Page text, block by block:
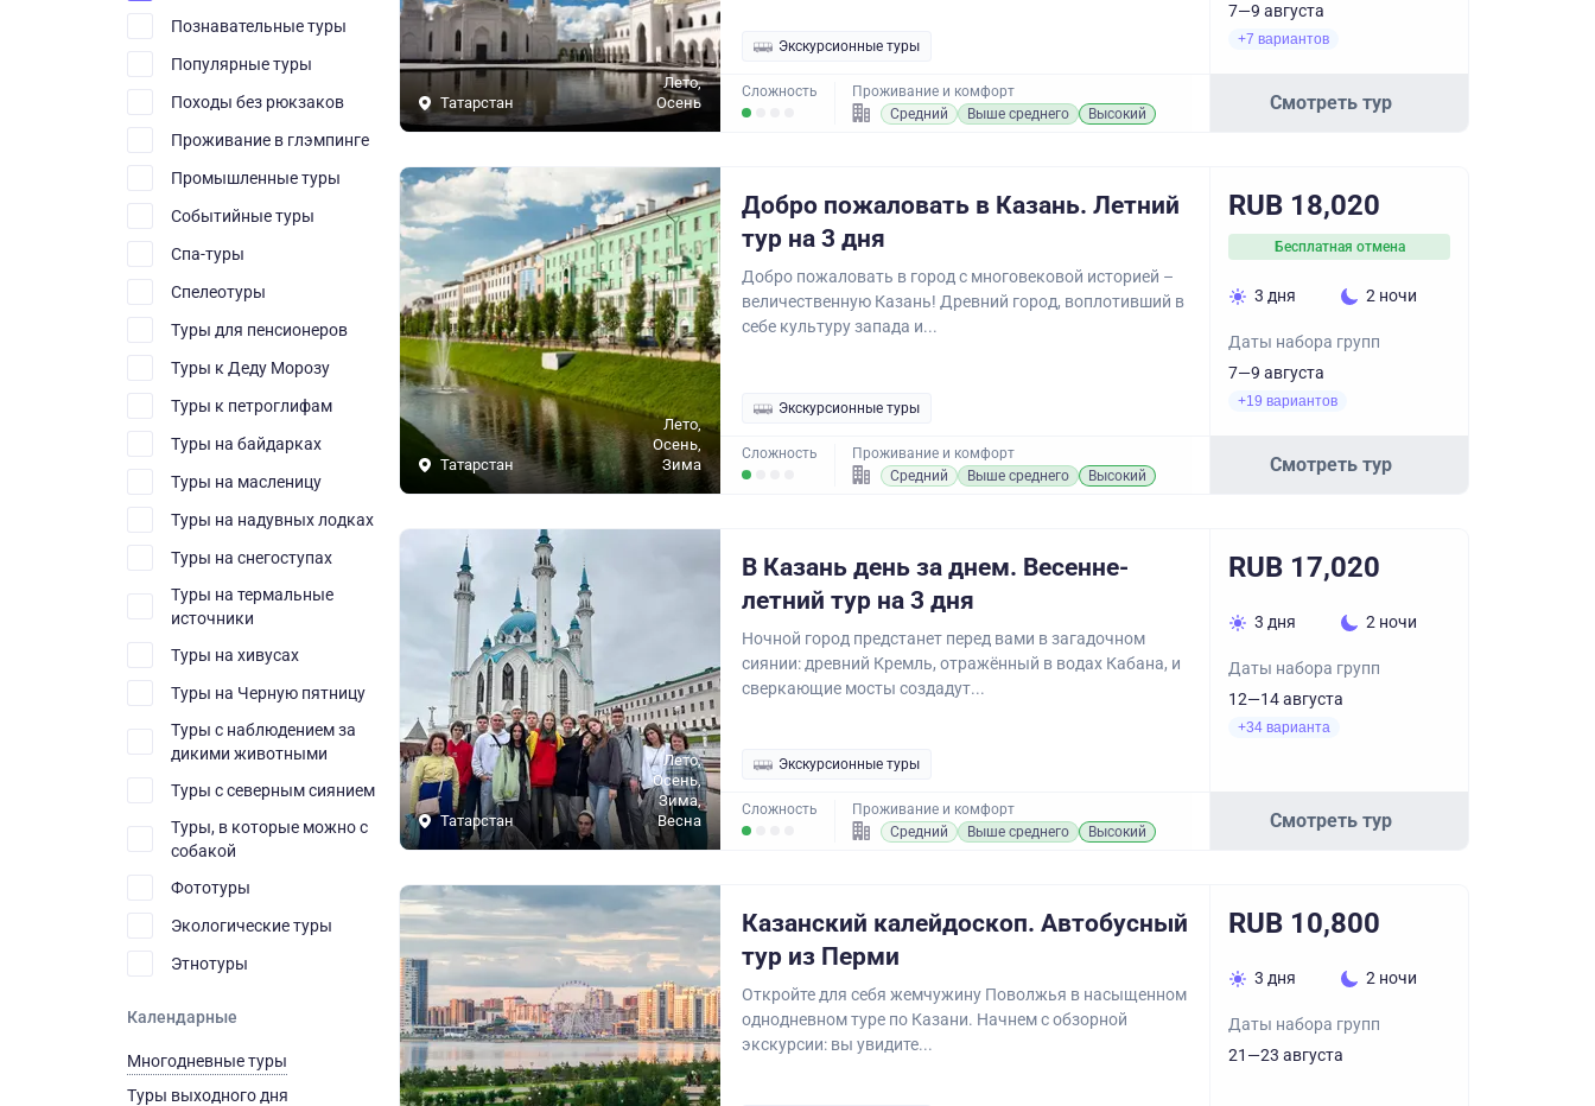
Познавательные туры
Популярные туры
Походы без рюкзаков
Проживание в глэмпинге
Промышленные туры
Событийные туры
Спа-туры
Спелеотуры
Туры для пенсионеров
Туры к Деду Морозу
Туры к петроглифам
Туры на байдарках
Туры на масленицу
Туры на надувных лодках
Туры на снегоступах
Туры на термальные
источники
Туры на хивусах
Туры на Черную пятницу
Туры с наблюдением за
дикими животными
Туры с северным сиянием
Туры, в которые можно с
собакой
Фототуры
Экологические туры
Этнотуры
Календарные
Многодневные туры
Туры выходного дня
Татарстан
Лето,
Осень
Экскурсионные туры
Сложность
Проживание и комфорт
Средний
Выше среднего Высокий
7—9 августа
+7 вариантов
Смотреть тур
Татарстан
Лето,
Осень,
Зима
Добро пожаловать в Казань. Летний
тур на 3 дня
Добро пожаловать в город с многовековой историей –
величественную Казань! Древний город, воплотивший в
себе культуру запада и...
Экскурсионные туры
Сложность
Проживание и комфорт
Средний
Выше среднего Высокий
RUB 18,020
Бесплатная отмена
3 дня 2 ночи
Даты набора групп
7—9 августа
+19 вариантов
Смотреть тур
Татарстан
Лето,
Осень,
Зима,
Весна
В Казань день за днем. Весенне-
летний тур на 3 дня
Ночной город предстанет перед вами в загадочном
сиянии: древний Кремль, отражённый в водах Кабана, и
сверкающие мосты создадут...
Экскурсионные туры
Сложность
Проживание и комфорт
Средний
Выше среднего Высокий
RUB 17,020
3 дня 2 ночи
Даты набора групп
12—14 августа
+34 варианта
Смотреть тур
Казанский калейдоскоп. Автобусный
тур из Перми
Откройте для себя жемчужину Поволжья в насыщенном
однодневном туре по Казани. Начнем с обзорной
экскурсии: вы увидите...
RUB 10,800
3 дня 2 ночи
Даты набора групп
21—23 августа